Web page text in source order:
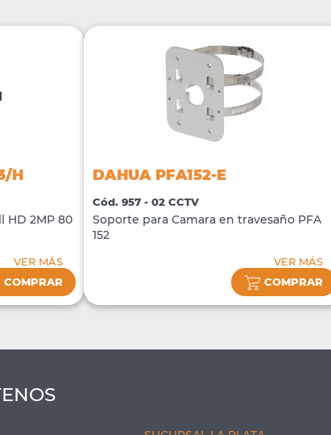
H
HD 2MP 80
VER MÁS
COMPRAR
DAHUA PFA152-E
Cód. 957 - 02 CCTV
Soporte para Camara en travesaño PFA
152
VER MÁS
COMPRAR